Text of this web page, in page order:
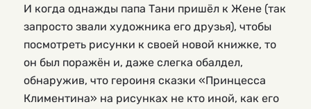
И когда однажды папа Тани пришёл к Жене (так
запросто звали художника его друзья), чтобы
посмотреть рисунки к своей новой книжке, то
он был поражён и, даже слегка обалдел,
обнаружив, что героиня сказки «Принцесса
Климентина» на рисунках не кто иной, как его